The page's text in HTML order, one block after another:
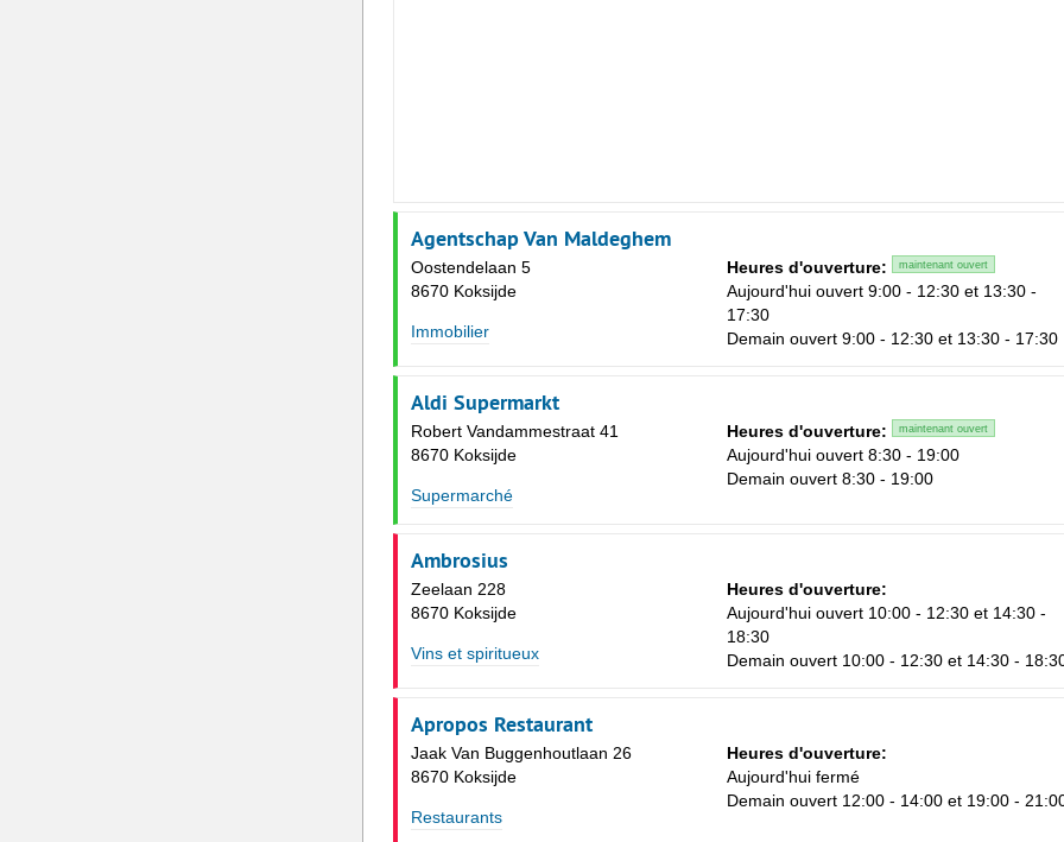
Agentschap Van Maldeghem
Oostendelaan 5
8670 Koksijde
Immobilier
Heures d'ouverture: maintenant ouvert
Aujourd'hui ouvert 9:00 - 12:30 et 13:30 -
17:30
Demain ouvert 9:00 - 12:30 et 13:30 - 17:30
Aldi Supermarkt
Robert Vandammestraat 41
8670 Koksijde
Supermarché
Heures d'ouverture: maintenant ouvert
Aujourd'hui ouvert 8:30 - 19:00
Demain ouvert 8:30 - 19:00
Ambrosius
Zeelaan 228
8670 Koksijde
Vins et spiritueux
Heures d'ouverture:
Aujourd'hui ouvert 10:00 - 12:30 et 14:30 -
18:30
Demain ouvert 10:00 - 12:30 et 14:30 -
Apropos Restaurant
Jaak Van Buggenhoutlaan 26
8670 Koksijde
Restaurants
Heures d'ouverture:
Aujourd'hui fermé
Demain ouvert 12:00 - 14:00 et 19:00 -